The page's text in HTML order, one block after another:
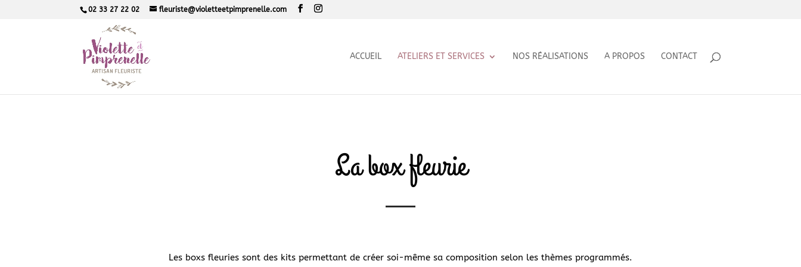
02 33 27 22 02 fleuriste@violetteetpimprenelle.com
ACCUEIL ATELIERS ET SERVICES NOS RÉALISATIONS A PROPOS CONTACT
La box fleurie
Les boxs fleuries sont des kits permettant de créer soi-même sa composition selon les thèmes programmés.